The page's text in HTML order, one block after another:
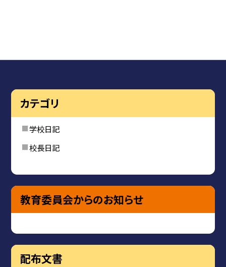
カテゴリ
学校日記
校長日記
教育委員会からのお知らせ
配布文書